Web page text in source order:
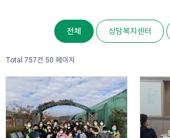
전체 상담복지센터
Total 757건 50 페이지